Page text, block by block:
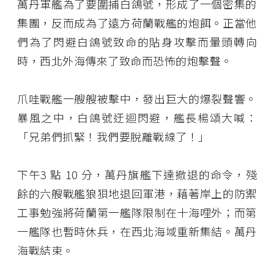
萬丹軍艦為了要圍捕白鴿號，形成了一個密集的
集團，反而成為了遠方荷蘭戰艦的炮餌。正當他
們為了閃避白鴿號致命的貼身攻擊而暈頭轉向
時，西北外海傳來了致命而恐怖的炮擊聲。
爪哇戰艦一艘艘被擊中，發出巨大的爆裂聲響。
暴風之中，白鴿號迂迴閃避，艦長楊頌大喊：
「兄弟們抓緊！我們要脫離戰線了！」
下午3 點 10 分，萬丹旗艦下達撤退的命令，殘
餘的六艘戰艦狼狽地退回軍港，藉著岸上的防禦
工事勉強將荷蘭第一艦隊限制在十海哩外；而第
一艦隊也暫時休兵，在西北海域重新集結。萬丹
海戰結束。